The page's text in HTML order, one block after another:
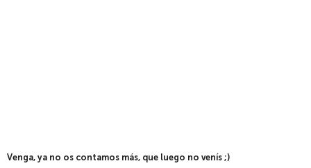
Venga, ya no os contamos más, que luego no venís ;)